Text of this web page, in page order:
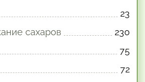
23
сахаров
230
75
72